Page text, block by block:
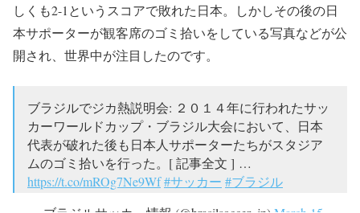
しくも2-1というスコアで敗れた日本。しかしその後の日
本サポーターが観客席のゴミ拾いをしている写真などが公
開され、世界中が注目したのです。
ブラジルでジカ熱説明会: ２０１４年に行われたサッ
カーワールドカップ・ブラジル大会において、日本
代表が破れた後も日本人サポーターたちがスタジア
ムのゴミ拾いを行った。[ 記事全文 ] …
https://t.co/mROg7Ne9Wf#サッカー #ブラジル